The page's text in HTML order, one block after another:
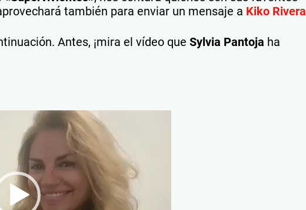
también para enviar un mensaje a Kiko Rivera
Antes, ¡mira el vídeo que Sylvia Pantoja ha